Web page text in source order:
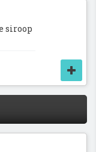
siroop